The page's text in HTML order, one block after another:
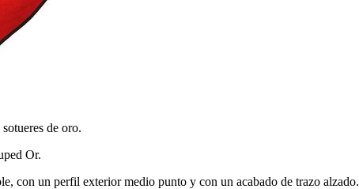
de oro.
Or.
con un perfil exterior medio punto y con un acabado de trazo alzado.